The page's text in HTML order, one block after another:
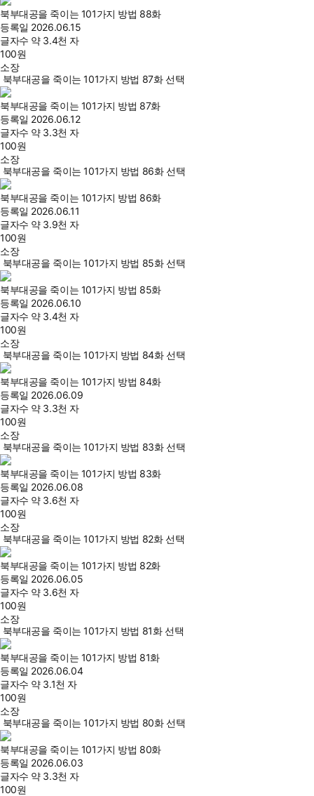
북부대공을 죽이는 101가지 방법 88화
등록일 2026.06.15
글자수 약 3.4천 자
100원
소장
북부대공을 죽이는 101가지 방법 87화 선택
북부대공을 죽이는 101가지 방법 87화
등록일 2026.06.12
글자수 약 3.3천 자
100원
소장
북부대공을 죽이는 101가지 방법 86화 선택
북부대공을 죽이는 101가지 방법 86화
등록일 2026.06.11
글자수 약 3.9천 자
100원
소장
북부대공을 죽이는 101가지 방법 85화 선택
북부대공을 죽이는 101가지 방법 85화
등록일 2026.06.10
글자수 약 3.4천 자
100원
소장
북부대공을 죽이는 101가지 방법 84화 선택
북부대공을 죽이는 101가지 방법 84화
등록일 2026.06.09
글자수 약 3.3천 자
100원
소장
북부대공을 죽이는 101가지 방법 83화 선택
북부대공을 죽이는 101가지 방법 83화
등록일 2026.06.08
글자수 약 3.6천 자
100원
소장
북부대공을 죽이는 101가지 방법 82화 선택
북부대공을 죽이는 101가지 방법 82화
등록일 2026.06.05
글자수 약 3.6천 자
100원
소장
북부대공을 죽이는 101가지 방법 81화 선택
북부대공을 죽이는 101가지 방법 81화
등록일 2026.06.04
글자수 약 3.1천 자
100원
소장
북부대공을 죽이는 101가지 방법 80화 선택
북부대공을 죽이는 101가지 방법 80화
등록일 2026.06.03
글자수 약 3.3천 자
100원